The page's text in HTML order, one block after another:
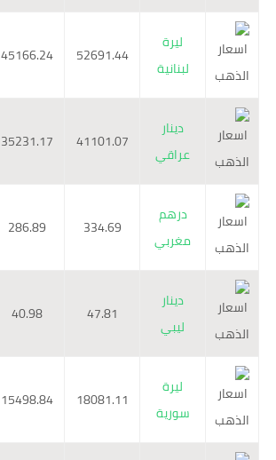
ليرة
لبنانية
52691.44
45166.24
دينار
عراقي
41101.07
35231.17
درهم
مغربي
334.69
286.89
دينار
ليبي
47.81
40.98
ليرة
سورية
18081.11
15498.84